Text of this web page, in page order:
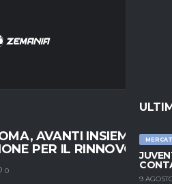
9
AVANTI INSIEME:
PER IL RINNOVO
0